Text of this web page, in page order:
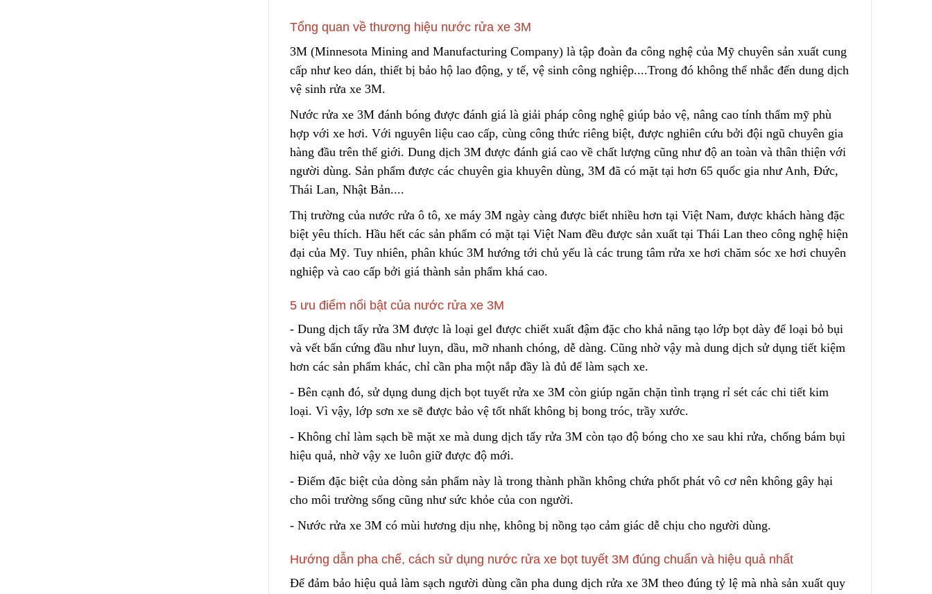
Tổng quan về thương hiệu nước rửa xe 3M
3M (Minnesota Mining and Manufacturing Company) là tập đoàn đa công nghệ của Mỹ chuyên sản xuất cung
cấp như keo dán, thiết bị bảo hộ lao động, y tế, vệ sinh công nghiệp....Trong đó không thể nhắc đến dung dịch
vệ sinh rửa xe 3M.
Nước rửa xe 3M đánh bóng được đánh giá là giải pháp công nghệ giúp bảo vệ, nâng cao tính thẩm mỹ phù
hợp với xe hơi. Với nguyên liệu cao cấp, cùng công thức riêng biệt, được nghiên cứu bởi đội ngũ chuyên gia
hàng đầu trên thế giới. Dung dịch 3M được đánh giá cao về chất lượng cũng như độ an toàn và thân thiện với
người dùng. Sản phẩm được các chuyên gia khuyên dùng, 3M đã có mặt tại hơn 65 quốc gia như Anh, Đức,
Thái Lan, Nhật Bản....
Thị trường của nước rửa ô tô, xe máy 3M ngày càng được biết nhiều hơn tại Việt Nam, được khách hàng đặc
biệt yêu thích. Hầu hết các sản phẩm có mặt tại Việt Nam đều được sản xuất tại Thái Lan theo công nghệ hiện
đại của Mỹ. Tuy nhiên, phân khúc 3M hướng tới chủ yếu là các trung tâm rửa xe hơi chăm sóc xe hơi chuyên
nghiệp và cao cấp bởi giá thành sản phẩm khá cao.
5 ưu điểm nổi bật của nước rửa xe 3M
- Dung dịch tẩy rửa 3M được là loại gel được chiết xuất đậm đặc cho khả năng tạo lớp bọt dày để loại bỏ bụi
và vết bẩn cứng đầu như luyn, dầu, mỡ nhanh chóng, dễ dàng. Cũng nhờ vậy mà dung dịch sử dụng tiết kiệm
hơn các sản phẩm khác, chỉ cần pha một nắp đầy là đủ để làm sạch xe.
- Bên cạnh đó, sử dụng dung dịch bọt tuyết rửa xe 3M còn giúp ngăn chặn tình trạng rỉ sét các chi tiết kim
loại. Vì vậy, lớp sơn xe sẽ được bảo vệ tốt nhất không bị bong tróc, trầy xước.
- Không chỉ làm sạch bề mặt xe mà dung dịch tẩy rửa 3M còn tạo độ bóng cho xe sau khi rửa, chống bám bụi
hiệu quả, nhờ vậy xe luôn giữ được độ mới.
- Điểm đặc biệt của dòng sản phẩm này là trong thành phần không chứa phốt phát vô cơ nên không gây hại
cho môi trường sống cũng như sức khỏe của con người.
- Nước rửa xe 3M có mùi hương dịu nhẹ, không bị nồng tạo cảm giác dễ chịu cho người dùng.
Hướng dẫn pha chế, cách sử dụng nước rửa xe bọt tuyết 3M đúng chuẩn và hiệu quả nhất
Để đảm bảo hiệu quả làm sạch người dùng cần pha dung dịch rửa xe 3M theo đúng tỷ lệ mà nhà sản xuất quy